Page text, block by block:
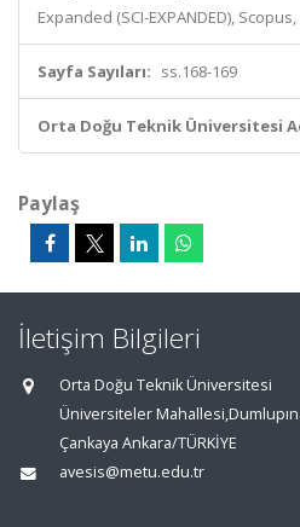
Expanded (SCI-EXPANDED),
Sayfa Sayıları: ss.168-169
Orta Doğu Teknik Üniversitesi
Paylaş
İletişim Bilgileri
Orta Doğu Teknik Üniversitesi
Üniversiteler
Çankaya Ankara/TÜRKİYE
avesis@metu.edu.tr